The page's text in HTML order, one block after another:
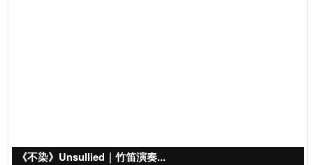
《不染》Unsullied｜竹笛演奏...